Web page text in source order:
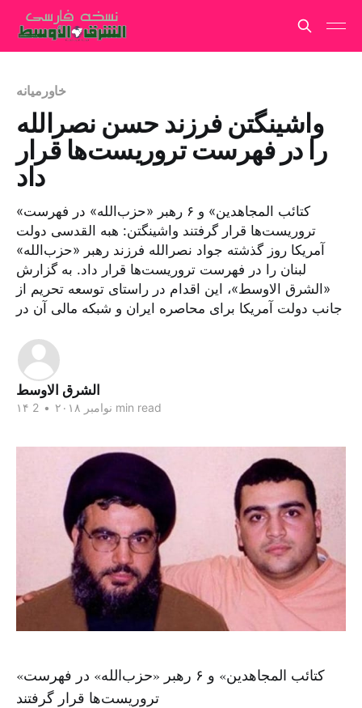
خاورمیانه
واشینگتن فرزند حسن نصرالله
را در فهرست تروریست‌ها قرار
داد
«کتائب المجاهدین» و ۶ رهبر «حزب‌الله» در فهرست
تروریست‌ها قرار گرفتند واشینگتن: هبه القدسی دولت
آمریکا روز گذشته جواد نصرالله فرزند رهبر «حزب‌الله»
لبنان را در فهرست تروریست‌ها قرار داد. به گزارش
«الشرق الاوسط»، این اقدام در راستای توسعه تحریم از
جانب دولت آمریکا برای محاصره ایران و شبکه مالی آن در
الشرق الاوسط
۱۴ نوامبر ۲۰۱۸ • 2 min read
«کتائب المجاهدین» و ۶ رهبر «حزب‌الله» در فهرست
تروریست‌ها قرار گرفتند